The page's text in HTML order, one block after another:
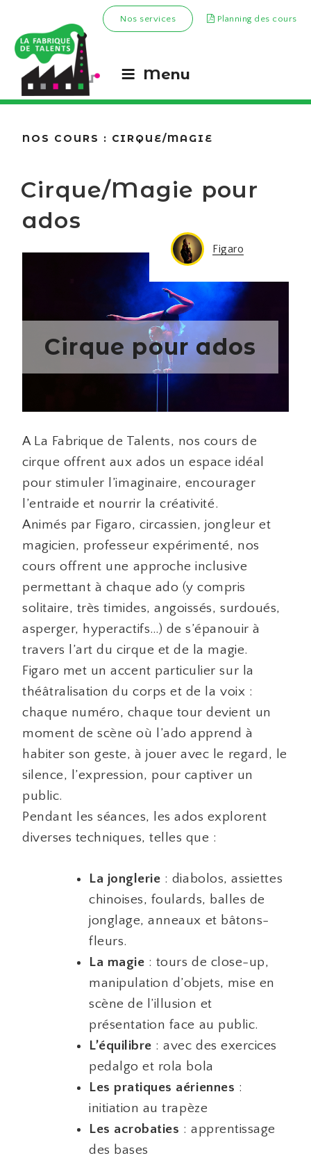
Nos services Planning des cours
Menu
NOS COURS : CIRQUE/MAGIE
Cirque/Magie pour
ados
Figaro
Cirque pour ados
A La Fabrique de Talents, nos cours de
cirque offrent aux ados un espace idéal
pour stimuler l’imaginaire, encourager
l’entraide et nourrir la créativité.
Animés par Figaro, circassien, jongleur et
magicien, professeur expérimenté, nos
cours offrent une approche inclusive
permettant à chaque ado (y compris
solitaire, très timides, angoissés, surdoués,
asperger, hyperactifs…) de s’épanouir à
travers l’art du cirque et de la magie.
Figaro met un accent particulier sur la
théâtralisation du corps et de la voix :
chaque numéro, chaque tour devient un
moment de scène où l’ado apprend à
habiter son geste, à jouer avec le regard, le
silence, l’expression, pour captiver un
public.
Pendant les séances, les ados explorent
diverses techniques, telles que :
La jonglerie : diabolos, assiettes
chinoises, foulards, balles de
jonglage, anneaux et bâtons-
fleurs.
La magie : tours de close-up,
manipulation d’objets, mise en
scène de l’illusion et
présentation face au public.
L’équilibre : avec des exercices
pedalgo et rola bola
Les pratiques aériennes :
initiation au trapèze
Les acrobaties : apprentissage
des bases
Figaro